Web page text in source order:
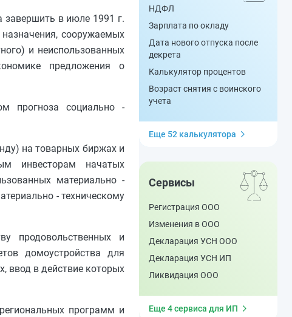
завершить в июле 1991 г.
сооружаемых
и неиспользованных
предложения о
прогноза социально -
на товарных биржах и
инвесторам начатых
материально -
- техническому
продовольственных и
домоустройства для
ввод в действие которых
программ и
НДФЛ
Зарплата по окладу
Дата нового отпуска после
декрета
Калькулятор процентов
Возраст снятия с воинского
учета
Еще 52 калькулятора
Сервисы
Регистрация ООО
Изменения в ООО
Декларация УСН ООО
Декларация УСН ИП
Ликвидация ООО
Еще 4 сервиса для ИП